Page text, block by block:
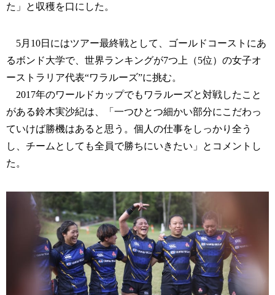
た」と収穫を口にした。
5月10日にはツアー最終戦として、ゴールドコーストにあ
るボンド大学で、世界ランキングが7つ上（5位）の女子オ
ーストラリア代表“ワラルーズ”に挑む。
2017年のワールドカップでもワラルーズと対戦したこと
がある鈴木実沙紀は、「一つひとつ細かい部分にこだわっ
ていけば勝機はあると思う。個人の仕事をしっかり全う
し、チームとしても全員で勝ちにいきたい」とコメントし
た。